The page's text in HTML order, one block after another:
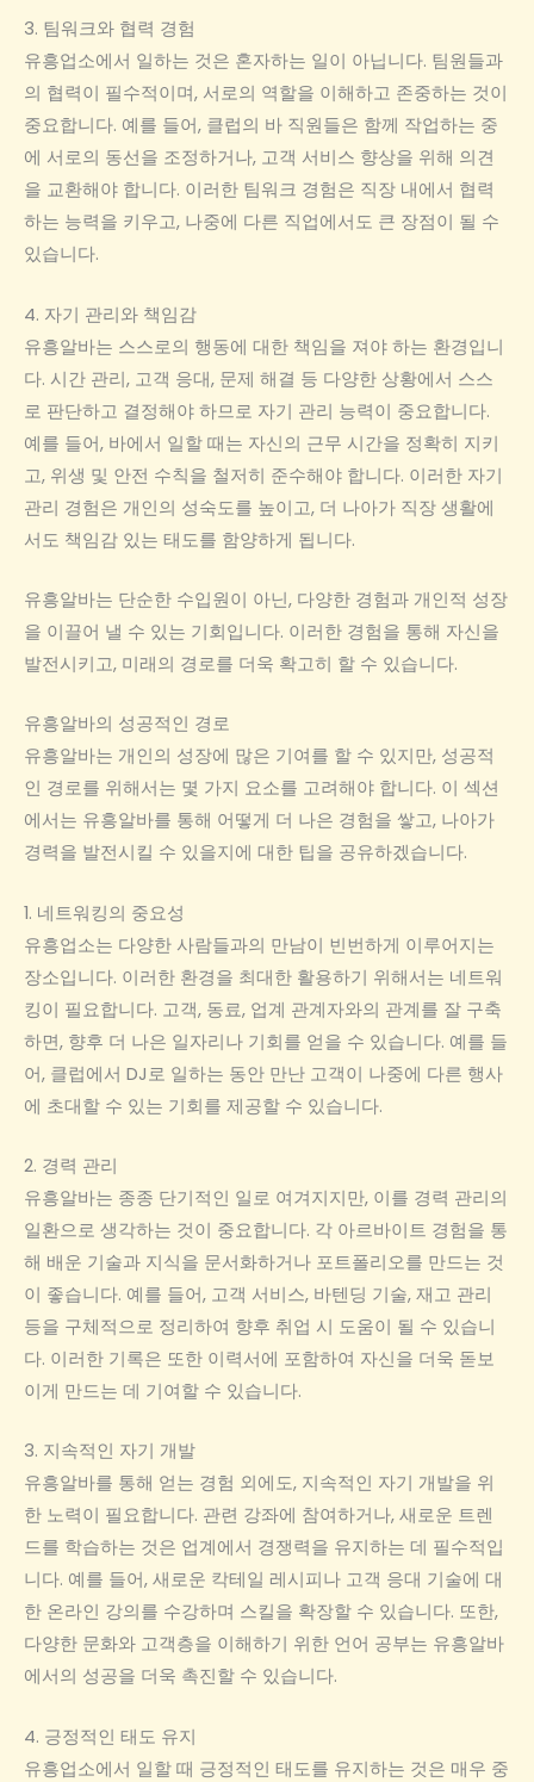
3. 팀워크와 협력 경험
유흥업소에서 일하는 것은 혼자하는 일이 아닙니다. 팀원들과
의 협력이 필수적이며, 서로의 역할을 이해하고 존중하는 것이
중요합니다. 예를 들어, 클럽의 바 직원들은 함께 작업하는 중
에 서로의 동선을 조정하거나, 고객 서비스 향상을 위해 의견
을 교환해야 합니다. 이러한 팀워크 경험은 직장 내에서 협력
하는 능력을 키우고, 나중에 다른 직업에서도 큰 장점이 될 수
있습니다.
4. 자기 관리와 책임감
유흥알바는 스스로의 행동에 대한 책임을 져야 하는 환경입니
다. 시간 관리, 고객 응대, 문제 해결 등 다양한 상황에서 스스
로 판단하고 결정해야 하므로 자기 관리 능력이 중요합니다.
예를 들어, 바에서 일할 때는 자신의 근무 시간을 정확히 지키
고, 위생 및 안전 수칙을 철저히 준수해야 합니다. 이러한 자기
관리 경험은 개인의 성숙도를 높이고, 더 나아가 직장 생활에
서도 책임감 있는 태도를 함양하게 됩니다.
유흥알바는 단순한 수입원이 아닌, 다양한 경험과 개인적 성장
을 이끌어 낼 수 있는 기회입니다. 이러한 경험을 통해 자신을
발전시키고, 미래의 경로를 더욱 확고히 할 수 있습니다.
유흥알바의 성공적인 경로
유흥알바는 개인의 성장에 많은 기여를 할 수 있지만, 성공적
인 경로를 위해서는 몇 가지 요소를 고려해야 합니다. 이 섹션
에서는 유흥알바를 통해 어떻게 더 나은 경험을 쌓고, 나아가
경력을 발전시킬 수 있을지에 대한 팁을 공유하겠습니다.
1. 네트워킹의 중요성
유흥업소는 다양한 사람들과의 만남이 빈번하게 이루어지는
장소입니다. 이러한 환경을 최대한 활용하기 위해서는 네트워
킹이 필요합니다. 고객, 동료, 업계 관계자와의 관계를 잘 구축
하면, 향후 더 나은 일자리나 기회를 얻을 수 있습니다. 예를 들
어, 클럽에서 DJ로 일하는 동안 만난 고객이 나중에 다른 행사
에 초대할 수 있는 기회를 제공할 수 있습니다.
2. 경력 관리
유흥알바는 종종 단기적인 일로 여겨지지만, 이를 경력 관리의
일환으로 생각하는 것이 중요합니다. 각 아르바이트 경험을 통
해 배운 기술과 지식을 문서화하거나 포트폴리오를 만드는 것
이 좋습니다. 예를 들어, 고객 서비스, 바텐딩 기술, 재고 관리
등을 구체적으로 정리하여 향후 취업 시 도움이 될 수 있습니
다. 이러한 기록은 또한 이력서에 포함하여 자신을 더욱 돋보
이게 만드는 데 기여할 수 있습니다.
3. 지속적인 자기 개발
유흥알바를 통해 얻는 경험 외에도, 지속적인 자기 개발을 위
한 노력이 필요합니다. 관련 강좌에 참여하거나, 새로운 트렌
드를 학습하는 것은 업계에서 경쟁력을 유지하는 데 필수적입
니다. 예를 들어, 새로운 칵테일 레시피나 고객 응대 기술에 대
한 온라인 강의를 수강하며 스킬을 확장할 수 있습니다. 또한,
다양한 문화와 고객층을 이해하기 위한 언어 공부는 유흥알바
에서의 성공을 더욱 촉진할 수 있습니다.
4. 긍정적인 태도 유지
유흥업소에서 일할 때 긍정적인 태도를 유지하는 것은 매우 중